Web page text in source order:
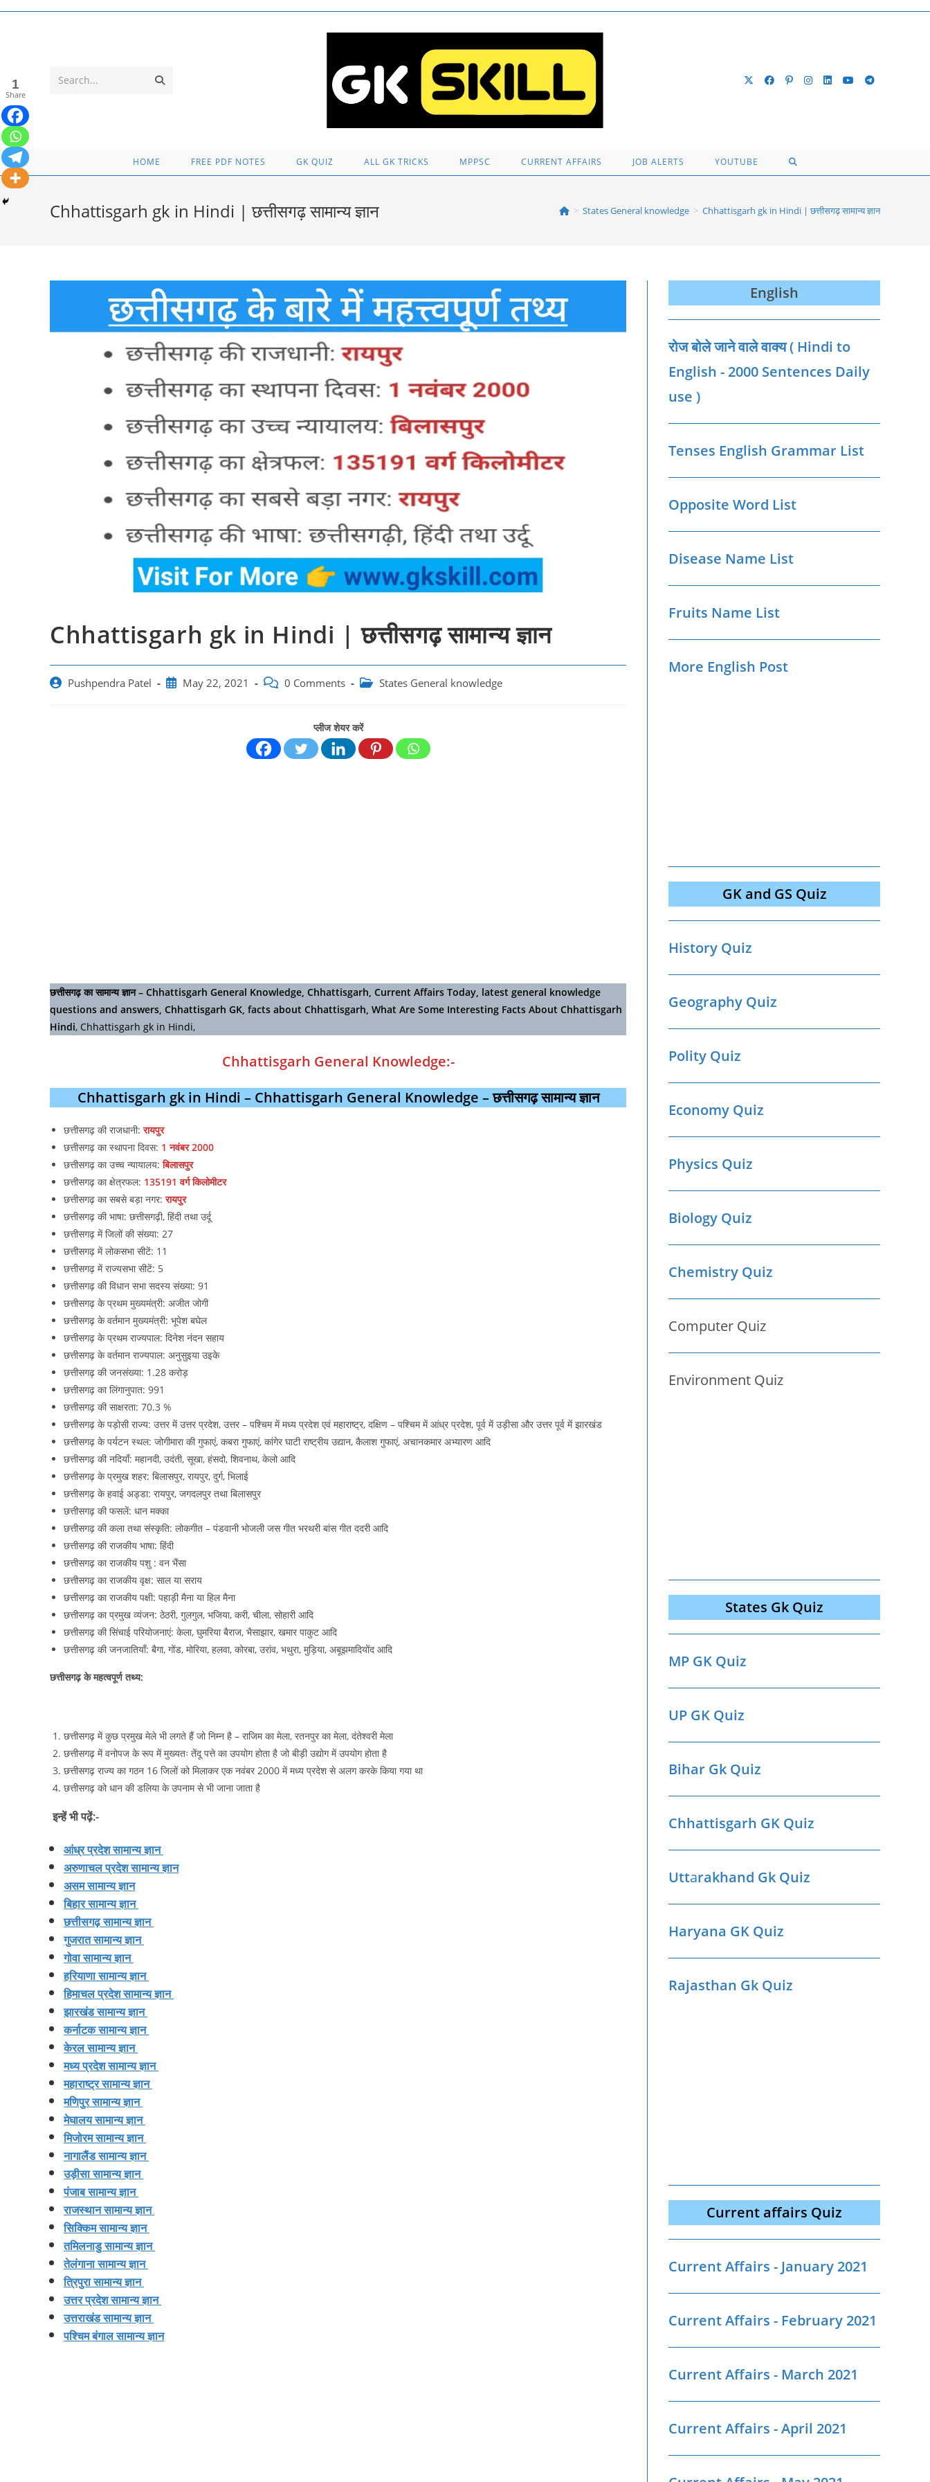
Skip
Search...
HOME FREE PDF NOTES GK QUIZ ALL GK TRICKS MPPSC CURRENT AFFAIRS JOB ALERTS YOUTUBE
TOGGLE
SEARCH
Chhattisgarh gk in Hindi | छत्तीसगढ़ सामान्य ज्ञान > States General knowledge > Chhattisgarh gk in Hindi | छत्तीसगढ़ सामान्य ज्ञान
Chhattisgarh gk in Hindi | छत्तीसगढ़ सामान्य ज्ञान
Post Pushpendra Patel
PostMay 22, 2021
Post 0 Comments
Post States General knowledge
प्लीज शेयर करें
छत्तीसगढ़ का सामान्य ज्ञान – Chhattisgarh General Knowledge, Chhattisgarh, Current Affairs Today, latest general knowledge
questions and answers, Chhattisgarh GK, facts about Chhattisgarh, What Are Some Interesting Facts About Chhattisgarh
Hindi, Chhattisgarh gk in Hindi,
Chhattisgarh General Knowledge:-
Chhattisgarh gk in Hindi – Chhattisgarh General Knowledge – छत्तीसगढ़ सामान्य ज्ञान
छत्तीसगढ़ की राजधानी:रायपुर
छत्तीसगढ़ का स्थापना दिवस: 1 नवंबर 2000
छत्तीसगढ़ का उच्च न्यायालय:बिलासपुर
छत्तीसगढ़ का क्षेत्रफल: 135191 वर्ग किलोमीटर
छत्तीसगढ़ का सबसे बड़ा नगर:रायपुर
छत्तीसगढ़ की भाषा: छत्तीसगढ़ी, हिंदी तथा उर्दू
छत्तीसगढ़ में जिलों की संख्या: 27
छत्तीसगढ़ में लोकसभा सीटें: 11
छत्तीसगढ़ में राज्यसभा सीटें: 5
छत्तीसगढ़ की विधान सभा सदस्य संख्या: 91
छत्तीसगढ़ के प्रथम मुख्यमंत्री: अजीत जोगी
छत्तीसगढ़ के वर्तमान मुख्यमंत्री: भूपेश बघेल
छत्तीसगढ़ के प्रथम राज्यपाल: दिनेश नंदन सहाय
छत्तीसगढ़ के वर्तमान राज्यपाल: अनुसुइया उइके
छत्तीसगढ़ की जनसंख्या: 1.28 करोड़
छत्तीसगढ़ का लिंगानुपात: 991
छत्तीसगढ़ की साक्षरता: 70.3 %
छत्तीसगढ़ के पड़ोसी राज्य: उत्तर में उत्तर प्रदेश, उत्तर – पश्चिम में मध्य प्रदेश एवं महाराष्ट्र, दक्षिण – पश्चिम में आंध्र प्रदेश, पूर्व में उड़ीसा और उत्तर पूर्व में झारखंड
छत्तीसगढ़ के पर्यटन स्थल: जोगीमारा की गुफाएं, कबरा गुफाएं, कांगेर घाटी राष्ट्रीय उद्यान, कैलाश गुफाएं, अचानकमार अभ्यारण आदि
छत्तीसगढ़ की नदियाँ: महानदी, उदंती, सूखा, हंसदो, शिवनाथ, केलो आदि
छत्तीसगढ़ के प्रमुख शहर: बिलासपुर, रायपुर, दुर्ग, भिलाई
छत्तीसगढ़ के हवाई अड्डा: रायपुर, जगदलपुर तथा बिलासपुर
छत्तीसगढ़ की फसलें: धान मक्का
छत्तीसगढ़ की कला तथा संस्कृति: लोकगीत – पंडवानी भोजली जस गीत भरथरी बांस गीत ददरी आदि
छत्तीसगढ़ की राजकीय भाषा: हिंदी
छत्तीसगढ़ का राजकीय पशु : वन भैंसा
छत्तीसगढ़ का राजकीय वृक्ष: साल या सराय
छत्तीसगढ़ का राजकीय पक्षी: पहाड़ी मैना या हिल मैना
छत्तीसगढ़ का प्रमुख व्यंजन: ठेठरी, गुलगुल, भजिया, करी, चीला, सोहारी आदि
छत्तीसगढ़ की सिंचाई परियोजनाएं: केला, घुमरिया बैराज, भैसाझार, खमार पाकुट आदि
छत्तीसगढ़ की जनजातियाँ: बैगा, गोंड, मोरिया, हलवा, कोरबा, उरांव, भथुरा, मुड़िया, अबूझमादियोंद आदि
छत्तीसगढ़ के महत्वपूर्ण तथ्य:
छत्तीसगढ़ में कुछ प्रमुख मेले भी लगते हैं जो निम्न है – राजिम का मेला, रतनपुर का मेला, दंतेश्वरी मेला
छत्तीसगढ़ में वनोपज के रूप में मुख्यतः तेंदू पत्ते का उपयोग होता है जो बीड़ी उद्योग में उपयोग होता है
छत्तीसगढ़ राज्य का गठन 16 जिलों को मिलाकर एक नवंबर 2000 में मध्य प्रदेश से अलग करके किया गया था
छत्तीसगढ़ को धान की डलिया के उपनाम से भी जाना जाता है
इन्हें भी पढ़ें:-
आंध्र प्रदेश सामान्य ज्ञान
अरुणाचल प्रदेश सामान्य ज्ञान
असम सामान्य ज्ञान
बिहार सामान्य ज्ञान
छत्तीसगढ़ सामान्य ज्ञान
गुजरात सामान्य ज्ञान
गोवा सामान्य ज्ञान
हरियाणा सामान्य ज्ञान
हिमाचल प्रदेश सामान्य ज्ञान
झारखंड सामान्य ज्ञान
कर्नाटक सामान्य ज्ञान
केरल सामान्य ज्ञान
मध्य प्रदेश सामान्य ज्ञान
महाराष्ट्र सामान्य ज्ञान
मणिपुर सामान्य ज्ञान
मेघालय सामान्य ज्ञान
मिजोरम सामान्य ज्ञान
नागालैंड सामान्य ज्ञान
उड़ीसा सामान्य ज्ञान
पंजाब सामान्य ज्ञान
राजस्थान सामान्य ज्ञान
सिक्किम सामान्य ज्ञान
तमिलनाडु सामान्य ज्ञान
तेलंगाना सामान्य ज्ञान
त्रिपुरा सामान्य ज्ञान
उत्तर प्रदेश सामान्य ज्ञान
उत्तराखंड सामान्य ज्ञान
पश्चिम बंगाल सामान्य ज्ञान
1
Share
English
रोज बोले जाने वाले वाक्‍य ( Hindi to
English - 2000 Sentences Daily
use )
Tenses English Grammar List
Opposite Word List
Disease Name List
Fruits Name List
More English Post
GK and GS Quiz
History Quiz
Geography Quiz
Polity Quiz
Economy Quiz
Physics Quiz
Biology Quiz
Chemistry Quiz
Computer Quiz
Environment Quiz
States Gk Quiz
MP GK Quiz
UP GK Quiz
Bihar Gk Quiz
Chhattisgarh GK Quiz
Uttarakhand Gk Quiz
Haryana GK Quiz
Rajasthan Gk Quiz
Current affairs Quiz
Current Affairs - January 2021
Current Affairs - February 2021
Current Affairs - March 2021
Current Affairs - April 2021